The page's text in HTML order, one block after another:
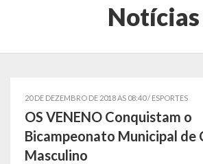
Governo
Notícias
20 DE DEZEMBRO DE 2018 AS 08:40 / ESPORTES
OS VENENO Conquistam o
Bicampeonato Municipal de
Masculino